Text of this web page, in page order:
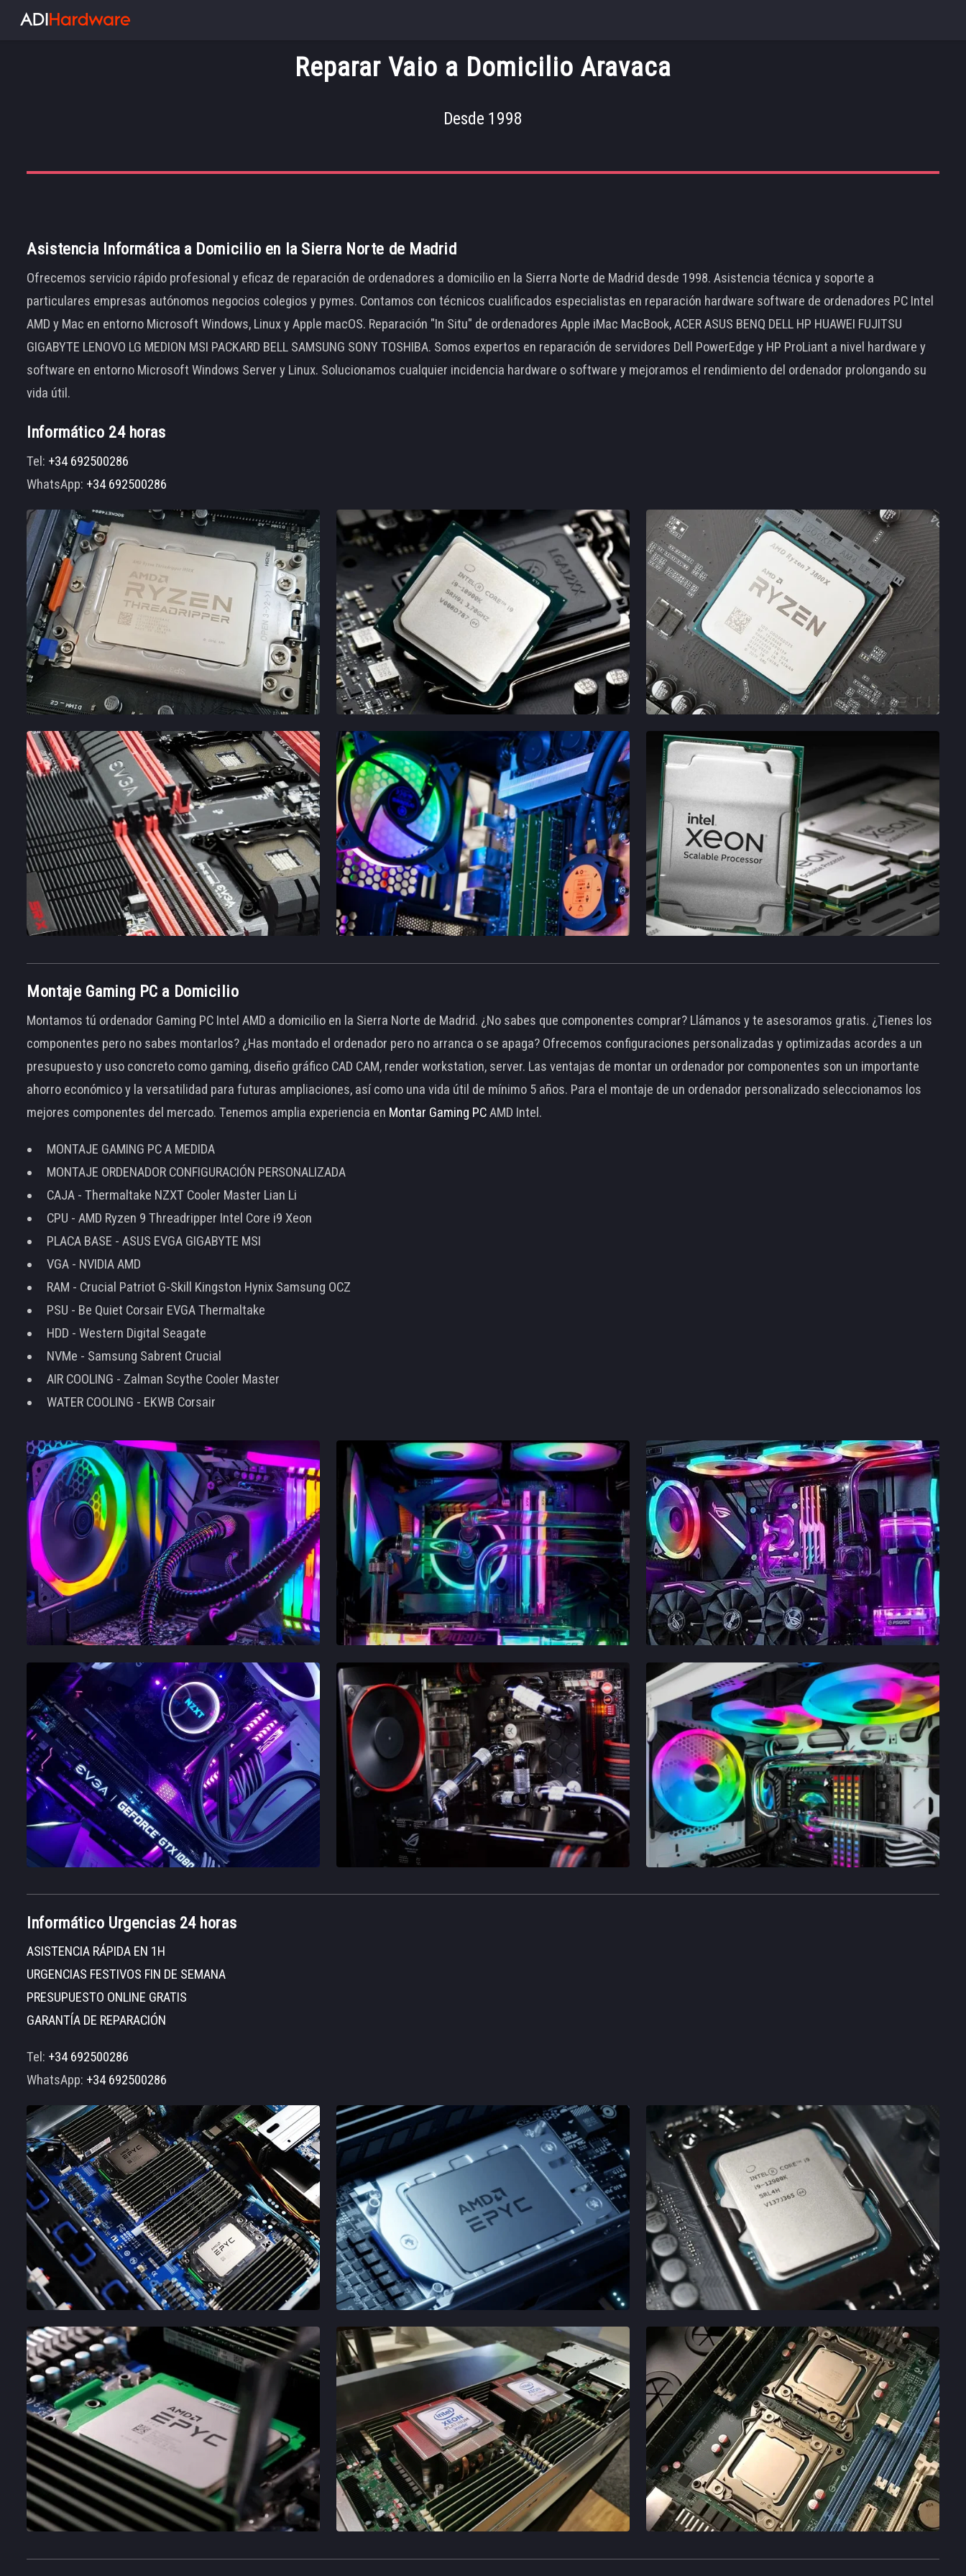
Reparar Vaio a Domicilio Aravaca
Desde 1998
Asistencia Informática a Domicilio en la Sierra Norte de Madrid
Ofrecemos servicio rápido profesional y eficaz de reparación de ordenadores a domicilio en la Sierra Norte de Madrid desde 1998. Asistencia técnica y soporte a
particulares empresas autónomos negocios colegios y pymes. Contamos con técnicos cualificados especialistas en reparación hardware software de ordenadores PC Intel
AMD y Mac en entorno Microsoft Windows, Linux y Apple macOS. Reparación "In Situ" de ordenadores Apple iMac MacBook, ACER ASUS BENQ DELL HP HUAWEI FUJITSU
GIGABYTE LENOVO LG MEDION MSI PACKARD BELL SAMSUNG SONY TOSHIBA. Somos expertos en reparación de servidores Dell PowerEdge y HP ProLiant a nivel hardware y
software en entorno Microsoft Windows Server y Linux. Solucionamos cualquier incidencia hardware o software y mejoramos el rendimiento del ordenador prolongando su
vida útil.
Informático 24 horas
Tel: +34 692500286
WhatsApp: +34 692500286
Montaje Gaming PC a Domicilio
Montamos tú ordenador Gaming PC Intel AMD a domicilio en la Sierra Norte de Madrid. ¿No sabes que componentes comprar? Llámanos y te asesoramos gratis. ¿Tienes los
componentes pero no sabes montarlos? ¿Has montado el ordenador pero no arranca o se apaga? Ofrecemos configuraciones personalizadas y optimizadas acordes a un
presupuesto y uso concreto como gaming, diseño gráfico CAD CAM, render workstation, server. Las ventajas de montar un ordenador por componentes son un importante
ahorro económico y la versatilidad para futuras ampliaciones, así como una vida útil de mínimo 5 años. Para el montaje de un ordenador personalizado seleccionamos los
mejores componentes del mercado. Tenemos amplia experiencia en Montar Gaming PCAMD Intel.
MONTAJE GAMING PC A MEDIDA
MONTAJE ORDENADOR CONFIGURACIÓN PERSONALIZADA
CAJA - Thermaltake NZXT Cooler Master Lian Li
CPU - AMD Ryzen 9 Threadripper Intel Core i9 Xeon
PLACA BASE - ASUS EVGA GIGABYTE MSI
VGA - NVIDIA AMD
RAM - Crucial Patriot G-Skill Kingston Hynix Samsung OCZ
PSU - Be Quiet Corsair EVGA Thermaltake
HDD - Western Digital Seagate
NVMe - Samsung Sabrent Crucial
AIR COOLING - Zalman Scythe Cooler Master
WATER COOLING - EKWB Corsair
Informático Urgencias 24 horas
ASISTENCIA RÁPIDA EN 1H
URGENCIAS FESTIVOS FIN DE SEMANA
PRESUPUESTO ONLINE GRATIS
GARANTÍA DE REPARACIÓN
Tel: +34 692500286
WhatsApp: +34 692500286